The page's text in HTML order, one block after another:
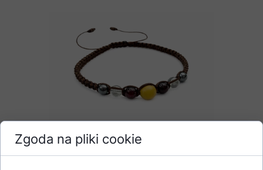
Zgoda na pliki cookie